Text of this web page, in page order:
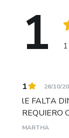
1
1 26/10/
lE FALTA
REQUIERO
MARTHA